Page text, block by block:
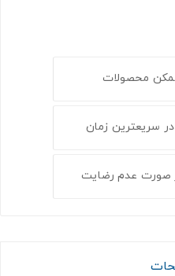
محصولات
سریعترین زمان
صورت عدم رضایت